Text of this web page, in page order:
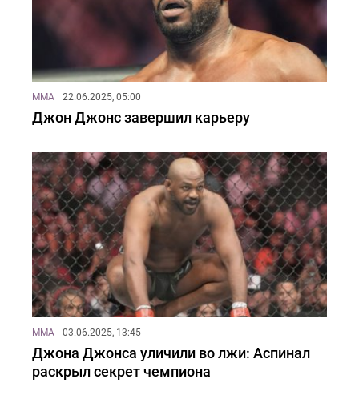
MMA 22.06.2025, 05:00
Джон Джонс завершил карьеру
MMA 03.06.2025, 13:45
Джона Джонса уличили во лжи: Аспинал
раскрыл секрет чемпиона